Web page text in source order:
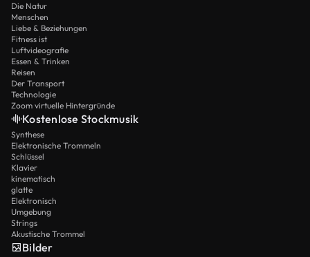
Die Natur
Menschen
Liebe & Beziehungen
Fitness ist
Luftvideografie
Essen & Trinken
Reisen
Der Transport
Technologie
Zoom virtuelle Hintergründe
Kostenlose Stockmusik
Synthese
Elektronische Trommeln
Schlüssel
Klavier
kinematisch
glatte
Elektronisch
Umgebung
Strings
Akustische Trommel
Bilder